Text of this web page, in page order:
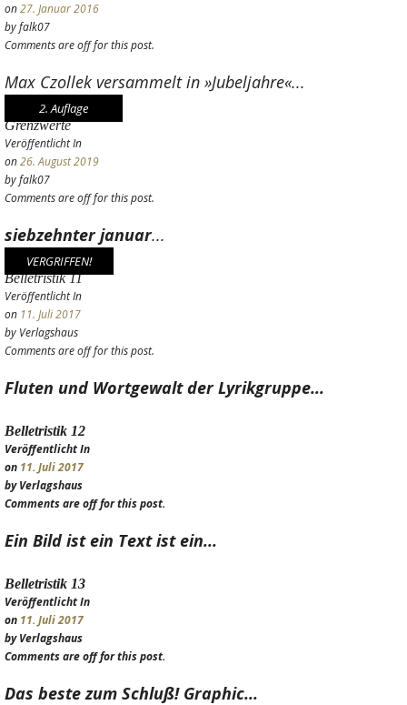
on27. Januar 2016
by falk07
Comments are off for this post.
Max Czollek versammelt in »Jubeljahre«...
2. Auflage
Grenzwerte
Veröffentlicht In
on26. August 2019
by falk07
Comments are off for this post.
siebzehnter januar...
VERGRIFFEN!
Belletristik 11
Veröffentlicht In
on 11. Juli 2017
by Verlagshaus
Comments are off for this post.
Fluten und Wortgewalt der Lyrikgruppe...
Belletristik 12
Veröffentlicht In
on 11. Juli 2017
by Verlagshaus
Comments are off for this post.
Ein Bild ist ein Text ist ein...
Belletristik 13
Veröffentlicht In
on 11. Juli 2017
by Verlagshaus
Comments are off for this post.
Das beste zum Schluß! Graphic...